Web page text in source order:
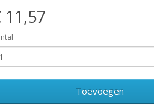
11,57
Toevoegen